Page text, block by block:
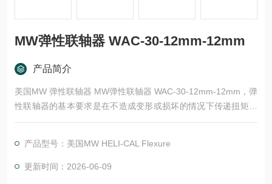
MW弹性联轴器 WAC-30-12mm-12mm
产品简介
美国MW 弹性联轴器 MW弹性联轴器 WAC-30-12mm-12mm，弹
性联轴器的基本要求是在不造成变形或损坏的情况下传递扭矩载
荷，并且不向驱动或从动组件施加过度弯曲或径向载荷。根据设
-CAL Flexure 联轴器的工作扭矩额定值后,其运行寿命几乎是无限
的。
产品型号：美国MW HELI-CAL Flexure
更新时间：2026-06-09